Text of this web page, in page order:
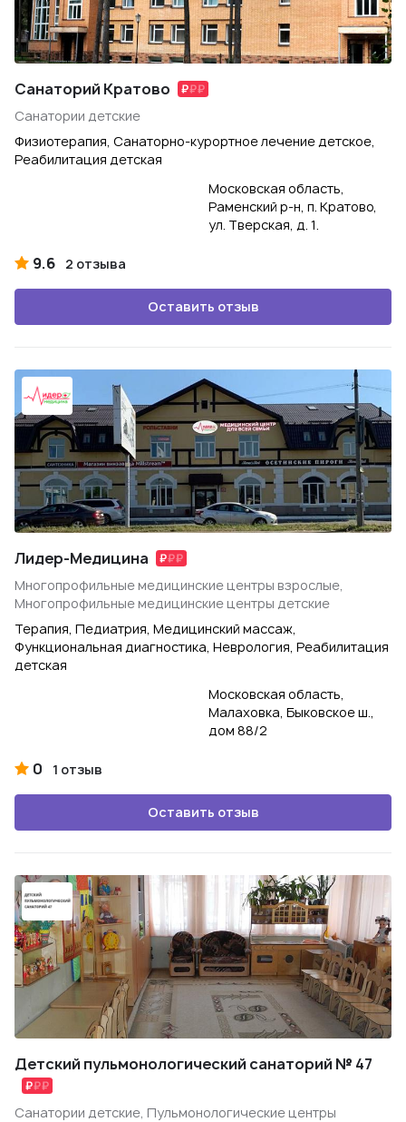
Санаторий Кратово
Санатории детские
Физиотерапия, Санаторно-курортное лечение детское,
Реабилитация детская
Московская область,
Раменский р-н, п. Кратово,
ул. Тверская, д. 1.
9.6 2 отзыва
Оставить отзыв
Лидер-Медицина
Многопрофильные медицинские центры взрослые,
Многопрофильные медицинские центры детские
Терапия, Педиатрия, Медицинский массаж,
Функциональная диагностика, Неврология, Реабилитация
детская
Московская область,
Малаховка, Быковское ш.,
дом 88/2
0 1 отзыв
Оставить отзыв
Детский пульмонологический санаторий № 47
Санатории детские, Пульмонологические центры